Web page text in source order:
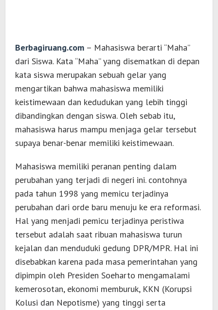
Berbagiruang.com – Mahasiswa berarti “Maha”
dari Siswa. Kata “Maha” yang disematkan di depan
kata siswa merupakan sebuah gelar yang
mengartikan bahwa mahasiswa memiliki
keistimewaan dan kedudukan yang lebih tinggi
dibandingkan dengan siswa. Oleh sebab itu,
mahasiswa harus mampu menjaga gelar tersebut
supaya benar-benar memiliki keistimewaan.
Mahasiswa memiliki peranan penting dalam
perubahan yang terjadi di negeri ini. contohnya
pada tahun 1998 yang memicu terjadinya
perubahan dari orde baru menuju ke era reformasi.
Hal yang menjadi pemicu terjadinya peristiwa
tersebut adalah saat ribuan mahasiswa turun
kejalan dan menduduki gedung DPR/MPR. Hal ini
disebabkan karena pada masa pemerintahan yang
dipimpin oleh Presiden Soeharto mengamalami
kemerosotan, ekonomi memburuk, KKN (Korupsi
Kolusi dan Nepotisme) yang tinggi serta